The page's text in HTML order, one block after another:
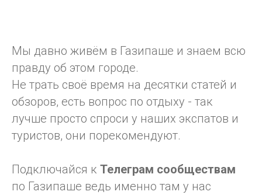
Мы давно живём в Газипаше и знаем всю
правду об этом городе.
Не трать своё время на десятки статей и
обзоров, есть вопрос по отдыху - так
лучше просто спроси у наших экспатов и
туристов, они порекомендуют.
Подключайся к Телеграм сообществам
по Газипаше ведь именно там у нас